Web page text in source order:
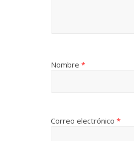
Nombre *
Correo electrónico *